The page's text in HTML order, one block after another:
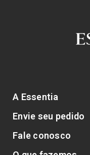
A Essentia
Envie seu pedido
Fale conosco